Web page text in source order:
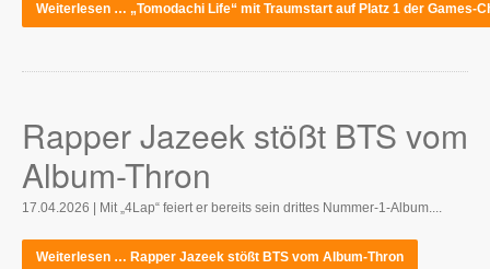
Weiterlesen … „Tomodachi Life“ mit Traumstart auf Platz 1 der Games-
Rapper Jazeek stößt BTS vom
Album-Thron
17.04.2026 | Mit „4Lap“ feiert er bereits sein drittes Nummer-1-Album....
Weiterlesen … Rapper Jazeek stößt BTS vom Album-Thron